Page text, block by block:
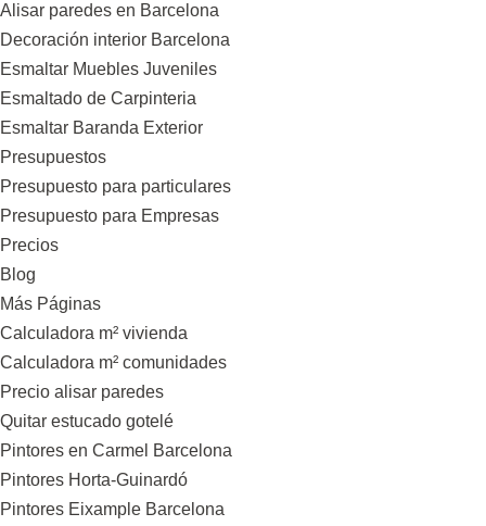
Alisar paredes en Barcelona
Decoración interior Barcelona
Esmaltar Muebles Juveniles
Esmaltado de Carpinteria
Esmaltar Baranda Exterior
Presupuestos
Presupuesto para particulares
Presupuesto para Empresas
Precios
Blog
Más Páginas
Calculadora m² vivienda
Calculadora m² comunidades
Precio alisar paredes
Quitar estucado gotelé
Pintores en Carmel Barcelona
Pintores Horta-Guinardó
Pintores Eixample Barcelona